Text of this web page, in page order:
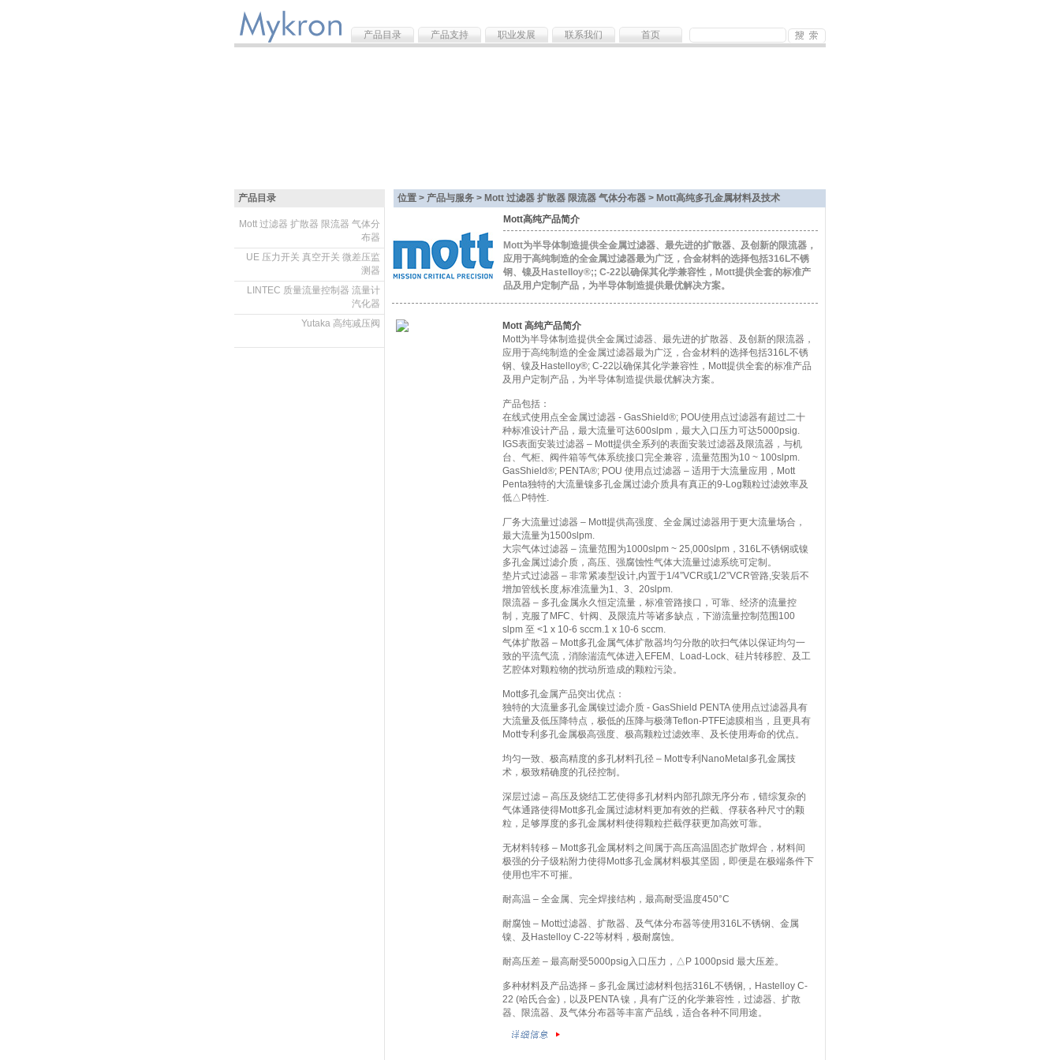
产品目录 产品支持 职业发展 联系我们 首页
产品目录 位置 > 产品与服务 > Mott 过滤器 扩散器 限流器 气体分布器 > Mott高纯多孔金属材料及技术
Mott 过滤器 扩散器 限流器 气体分
布器
UE 压力开关 真空开关 微差压监
测器
LINTEC 质量流量控制器 流量计
汽化器
Yutaka 高纯减压阀
Mott高纯产品简介
Mott为半导体制造提供全金属过滤器、最先进的扩散器、及创新的限流器，
应用于高纯制造的全金属过滤器最为广泛，合金材料的选择包括316L不锈
钢、镍及Hastelloy®;; C-22以确保其化学兼容性，Mott提供全套的标准产
品及用户定制产品，为半导体制造提供最优解决方案。
Mott 高纯产品简介
Mott为半导体制造提供全金属过滤器、最先进的扩散器、及创新的限流器，
应用于高纯制造的全金属过滤器最为广泛，合金材料的选择包括316L不锈
钢、镍及Hastelloy®; C-22以确保其化学兼容性，Mott提供全套的标准产品
及用户定制产品，为半导体制造提供最优解决方案。
产品包括：
在线式使用点全金属过滤器 - GasShield®; POU使用点过滤器有超过二十
种标准设计产品，最大流量可达600slpm，最大入口压力可达5000psig.
IGS表面安装过滤器 – Mott提供全系列的表面安装过滤器及限流器，与机
台、气柜、阀件箱等气体系统接口完全兼容，流量范围为10 ~ 100slpm.
GasShield®; PENTA®; POU 使用点过滤器 – 适用于大流量应用，Mott
Penta独特的大流量镍多孔金属过滤介质具有真正的9-Log颗粒过滤效率及
低△P特性.
厂务大流量过滤器 – Mott提供高强度、全金属过滤器用于更大流量场合，
最大流量为1500slpm.
大宗气体过滤器 – 流量范围为1000slpm ~ 25,000slpm，316L不锈钢或镍
多孔金属过滤介质，高压、强腐蚀性气体大流量过滤系统可定制。
垫片式过滤器 – 非常紧凑型设计,内置于1/4”VCR或1/2”VCR管路,安装后不
增加管线长度,标准流量为1、3、20slpm.
限流器 – 多孔金属永久恒定流量，标准管路接口，可靠、经济的流量控
制，克服了MFC、针阀、及限流片等诸多缺点，下游流量控制范围100
slpm 至 <1 x 10-6 sccm.1 x 10-6 sccm.
气体扩散器 – Mott多孔金属气体扩散器均匀分散的吹扫气体以保证均匀一
致的平流气流，消除湍流气体进入EFEM、Load-Lock、硅片转移腔、及工
艺腔体对颗粒物的扰动所造成的颗粒污染。
Mott多孔金属产品突出优点：
独特的大流量多孔金属镍过滤介质 - GasShield PENTA 使用点过滤器具有
大流量及低压降特点，极低的压降与极薄Teflon-PTFE滤膜相当，且更具有
Mott专利多孔金属极高强度、极高颗粒过滤效率、及长使用寿命的优点。
均匀一致、极高精度的多孔材料孔径 – Mott专利NanoMetal多孔金属技
术，极致精确度的孔径控制。
深层过滤 – 高压及烧结工艺使得多孔材料内部孔隙无序分布，错综复杂的
气体通路使得Mott多孔金属过滤材料更加有效的拦截、俘获各种尺寸的颗
粒，足够厚度的多孔金属材料使得颗粒拦截俘获更加高效可靠。
无材料转移 – Mott多孔金属材料之间属于高压高温固态扩散焊合，材料间
极强的分子级粘附力使得Mott多孔金属材料极其坚固，即便是在极端条件下
使用也牢不可摧。
耐高温 – 全金属、完全焊接结构，最高耐受温度450°C
耐腐蚀 – Mott过滤器、扩散器、及气体分布器等使用316L不锈钢、金属
镍、及Hastelloy C-22等材料，极耐腐蚀。
耐高压差 – 最高耐受5000psig入口压力，△P 1000psid 最大压差。
多种材料及产品选择 – 多孔金属过滤材料包括316L不锈钢,，Hastelloy C-
22 (哈氏合金)，以及PENTA 镍，具有广泛的化学兼容性，过滤器、扩散
器、限流器、及气体分布器等丰富产品线，适合各种不同用途。